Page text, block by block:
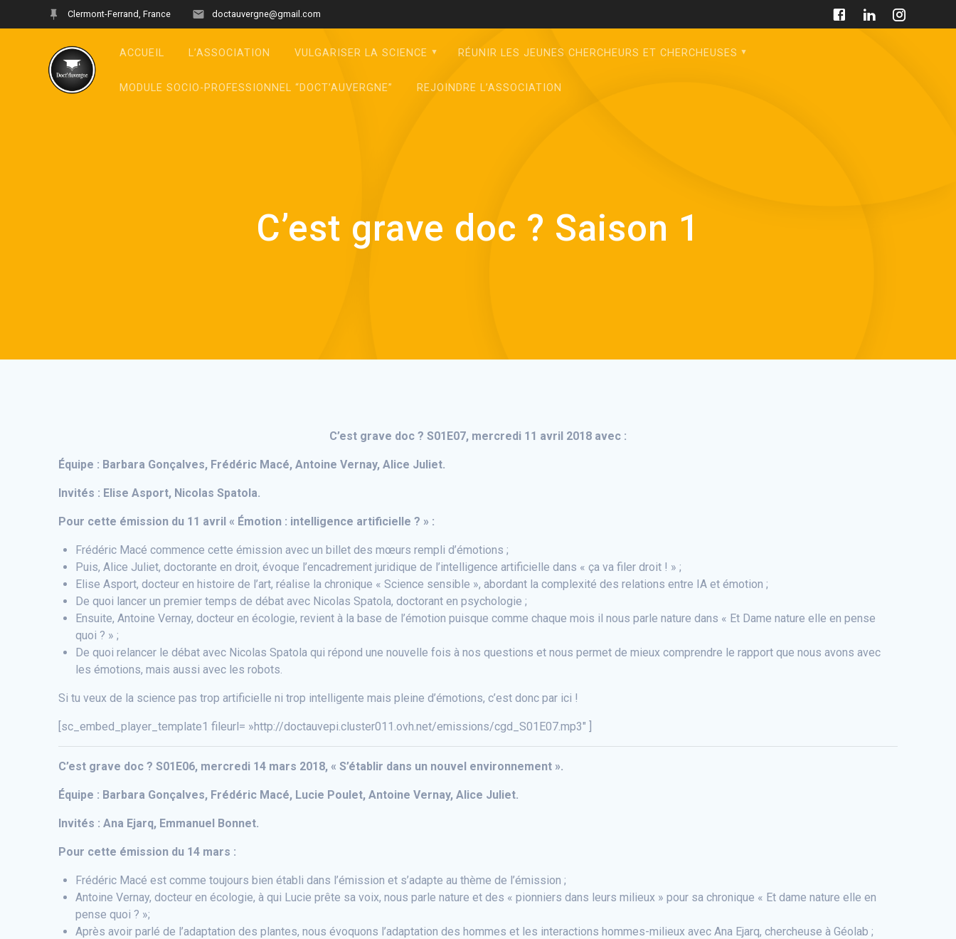
Clermont-Ferrand, France doctauvergne@gmail.com
ACCUEIL L’ASSOCIATION VULGARISER LA SCIENCE RÉUNIR LES JEUNES CHERCHEURS ET CHERCHEUSES
MODULE SOCIO-PROFESSIONNEL “DOCT’AUVERGNE” REJOINDRE L’ASSOCIATION
C’est grave doc ? Saison 1
C’est grave doc ? S01E07, mercredi 11 avril 2018 avec :
Équipe : Barbara Gonçalves, Frédéric Macé, Antoine Vernay, Alice Juliet.
Invités : Elise Asport, Nicolas Spatola.
Pour cette émission du 11 avril « Émotion : intelligence artificielle ? » :
Frédéric Macé commence cette émission avec un billet des mœurs rempli d’émotions ;
Puis, Alice Juliet, doctorante en droit, évoque l’encadrement juridique de l’intelligence artificielle dans « ça va filer droit ! » ;
Elise Asport, docteur en histoire de l’art, réalise la chronique « Science sensible », abordant la complexité des relations entre IA et émotion ;
De quoi lancer un premier temps de débat avec Nicolas Spatola, doctorant en psychologie ;
Ensuite, Antoine Vernay, docteur en écologie, revient à la base de l’émotion puisque comme chaque mois il nous parle nature dans « Et Dame nature elle en pense
quoi ? » ;
De quoi relancer le débat avec Nicolas Spatola qui répond une nouvelle fois à nos questions et nous permet de mieux comprendre le rapport que nous avons avec
les émotions, mais aussi avec les robots.
Si tu veux de la science pas trop artificielle ni trop intelligente mais pleine d’émotions, c’est donc par ici !
[sc_embed_player_template1 fileurl= »http://doctauvepi.cluster011.ovh.net/emissions/cgd_S01E07.mp3″ ]
C’est grave doc ? S01E06, mercredi 14 mars 2018, « S’établir dans un nouvel environnement ».
Équipe : Barbara Gonçalves, Frédéric Macé, Lucie Poulet, Antoine Vernay, Alice Juliet.
Invités : Ana Ejarq, Emmanuel Bonnet.
Pour cette émission du 14 mars :
Frédéric Macé est comme toujours bien établi dans l’émission et s’adapte au thème de l’émission ;
Antoine Vernay, docteur en écologie, à qui Lucie prête sa voix, nous parle nature et des « pionniers dans leurs milieux » pour sa chronique « Et dame nature elle en
pense quoi ? »;
Après avoir parlé de l’adaptation des plantes, nous évoquons l’adaptation des hommes et les interactions hommes-milieux avec Ana Ejarq, chercheuse à Géolab ;